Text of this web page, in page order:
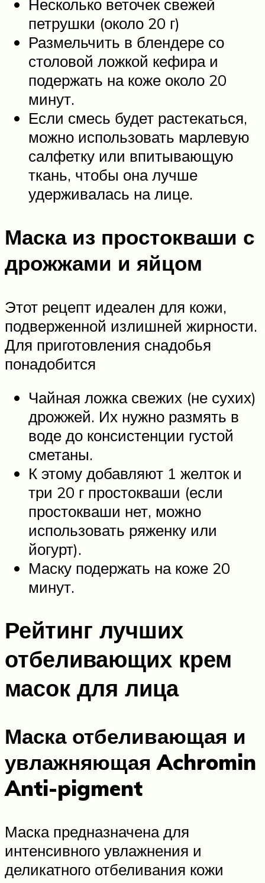
Несколько веточек свежей
петрушки (около 20 г)
Размельчить в блендере со
столовой ложкой кефира и
подержать на коже около 20
минут.
Если смесь будет растекаться,
можно использовать марлевую
салфетку или впитывающую
ткань, чтобы она лучше
удерживалась на лице.
Маска из простокваши с
дрожжами и яйцом
Этот рецепт идеален для кожи,
подверженной излишней жирности.
Для приготовления снадобья
понадобится
Чайная ложка свежих (не сухих)
дрожжей. Их нужно размять в
воде до консистенции густой
сметаны.
К этому добавляют 1 желток и
три 20 г простокваши (если
простокваши нет, можно
использовать ряженку или
йогурт).
Маску подержать на коже 20
минут.
Рейтинг лучших
отбеливающих крем
масок для лица
Маска отбеливающая и
увлажняющая Achromin
Anti-pigment
Маска предназначена для
интенсивного увлажнения и
деликатного отбеливания кожи